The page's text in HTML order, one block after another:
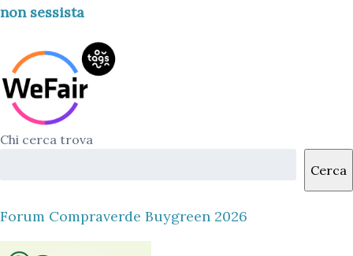
non sessista
Chi cerca trova
Cerca
Forum Compraverde Buygreen 2026